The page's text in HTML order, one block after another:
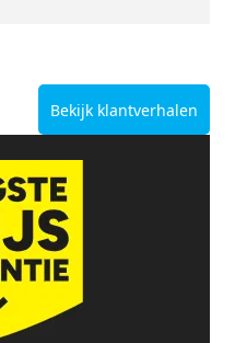
Bekijk klantverhalen